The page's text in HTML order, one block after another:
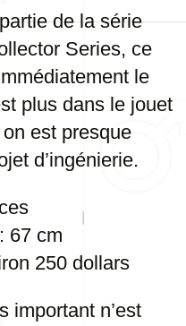
de la série
Series, ce
le
plus dans le jouet
est presque
d’ingénierie.
67 cm
250 dollars
important n’est